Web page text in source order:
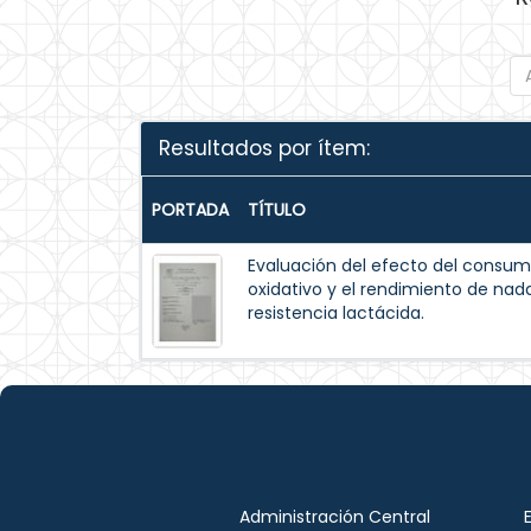
Resultados por ítem:
PORTADA TÍTULO
Evaluación del efecto del
oxidativo y el rendimiento de
resistencia lactácida.
Administración Central